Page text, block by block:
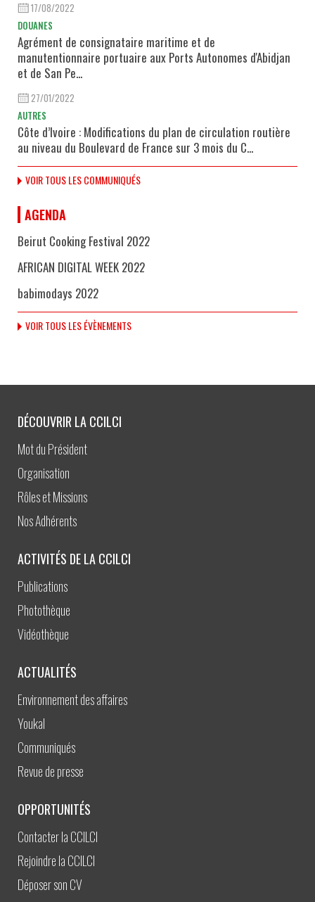
17/08/2022
DOUANES
Agrément de consignataire maritime et de
manutentionnaire portuaire aux Ports Autonomes d'Abidjan
et de San Pe...
27/01/2022
AUTRES
Côte d’Ivoire : Modifications du plan de circulation routière
au niveau du Boulevard de France sur 3 mois du C...
VOIR TOUS LES COMMUNIQUÉS
AGENDA
Beirut Cooking Festival 2022
AFRICAN DIGITAL WEEK 2022
babimodays 2022
VOIR TOUS LES ÉVÈNEMENTS
DÉCOUVRIR LA CCILCI
Mot du Président
Organisation
Rôles et Missions
Nos Adhérents
ACTIVITÉS DE LA CCILCI
Publications
Photothèque
Vidéothèque
ACTUALITÉS
Environnement des affaires
Youkal
Communiqués
Revue de presse
OPPORTUNITÉS
Contacter la CCILCI
Rejoindre la CCILCI
Déposer son CV